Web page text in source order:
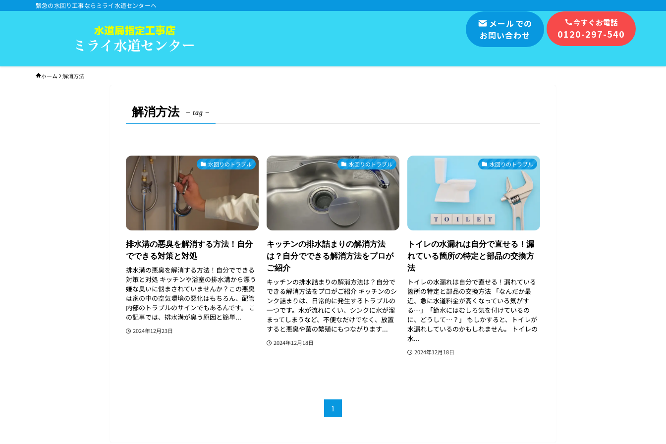
緊急の水回り工事ならミライ水道センターへ
メールでの
お問い合わせ
今すぐお電話
0120-297-540
ホーム 解消方法
解消方法 – tag –
水回りのトラブル
排水溝の悪臭を解消する方法！自分
でできる対策と対処
排水溝の悪臭を解消する方法！自分でできる
対策と対処 キッチンや浴室の排水溝から漂う
嫌な臭いに悩まされていませんか？この悪臭
は家の中の空気環境の悪化はもちろん、配管
内部のトラブルのサインでもあるんです。 こ
の記事では、排水溝が臭う原因と簡単...
2024年12月23日
水回りのトラブル
キッチンの排水詰まりの解消方法
は？自分でできる解消方法をプロが
ご紹介
キッチンの排水詰まりの解消方法は？自分で
できる解消方法をプロがご紹介 キッチンのシ
ンク詰まりは、日常的に発生するトラブルの
一つです。水が流れにくい、シンクに水が溜
まってしまうなど、不便なだけでなく、放置
すると悪臭や菌の繁殖にもつながります...
2024年12月18日
水回りのトラブル
トイレの水漏れは自分で直せる！漏
れている箇所の特定と部品の交換方
法
トイレの水漏れは自分で直せる！漏れている
箇所の特定と部品の交換方法 「なんだか最
近、急に水道料金が高くなっている気がす
る…」「節水にはむしろ気を付けているの
に、どうして…？」 もしかすると、トイレが
水漏れしているのかもしれません。 トイレの
水...
2024年12月18日
1